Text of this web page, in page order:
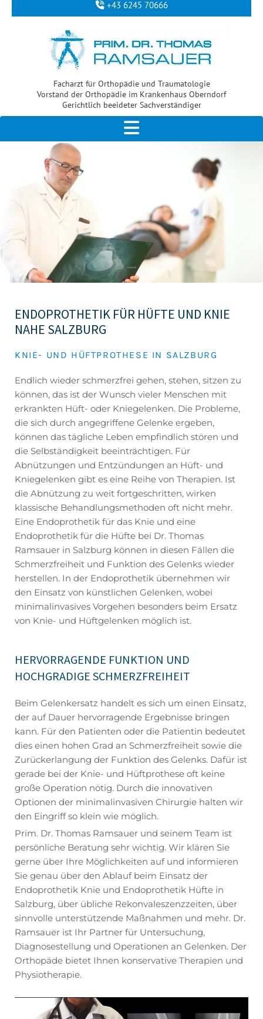
 +43 6245 70666
Facharzt für Orthopädie und Traumatologie
Vorstand der Orthopädie im Krankenhaus Oberndorf
Gerichtlich beeideter Sachverständiger
ENDOPROTHETIK FÜR HÜFTE UND KNIE
NAHE SALZBURG
KNIE- UND HÜFTPROTHESE IN SALZBURG
Endlich wieder schmerzfrei gehen, stehen, sitzen zu
können, das ist der Wunsch vieler Menschen mit
erkrankten Hüft- oder Kniegelenken. Die Probleme,
die sich durch angegriffene Gelenke ergeben,
können das tägliche Leben empfindlich stören und
die Selbständigkeit beeinträchtigen. Für
Abnützungen und Entzündungen an Hüft- und
Kniegelenken gibt es eine Reihe von Therapien. Ist
die Abnützung zu weit fortgeschritten, wirken
klassische Behandlungsmethoden oft nicht mehr.
Eine Endoprothetik für das Knie und eine
Endoprothetik für die Hüfte bei Dr. Thomas
Ramsauer in Salzburg können in diesen Fällen die
Schmerzfreiheit und Funktion des Gelenks wieder
herstellen. In der Endoprothetik übernehmen wir
den Einsatz von künstlichen Gelenken, wobei
minimalinvasives Vorgehen besonders beim Ersatz
von Knie- und Hüftgelenken möglich ist.
HERVORRAGENDE FUNKTION UND
HOCHGRADIGE SCHMERZFREIHEIT
Beim Gelenkersatz handelt es sich um einen Einsatz,
der auf Dauer hervorragende Ergebnisse bringen
kann. Für den Patienten oder die Patientin bedeutet
dies einen hohen Grad an Schmerzfreiheit sowie die
Zurückerlangung der Funktion des Gelenks. Dafür ist
gerade bei der Knie- und Hüftprothese oft keine
große Operation nötig. Durch die innovativen
Optionen der minimalinvasiven Chirurgie halten wir
den Eingriff so klein wie möglich.
Prim. Dr. Thomas Ramsauer und seinem Team ist
persönliche Beratung sehr wichtig. Wir klären Sie
gerne über Ihre Möglichkeiten auf und informieren
Sie genau über den Ablauf beim Einsatz der
Endoprothetik Knie und Endoprothetik Hüfte in
Salzburg, über übliche Rekonvaleszenzzeiten, über
sinnvolle unterstützende Maßnahmen und mehr. Dr.
Ramsauer ist Ihr Partner für Untersuchung,
Diagnosestellung und Operationen an Gelenken. Der
Orthopäde bietet Ihnen konservative Therapien und
Physiotherapie.